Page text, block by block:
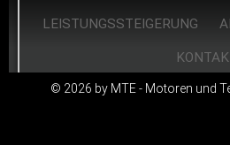
LEISTUNGSSTEIGERUNG
© 2026 by MTE - Motoren und